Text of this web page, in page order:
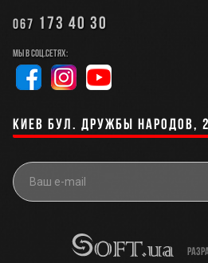
067 173 40 30
Мы в соц.сетях:
Киев бул. Дружбы Народов,